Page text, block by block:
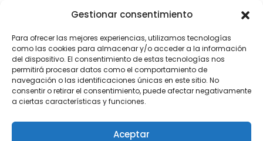
Gestionar consentimiento
Para ofrecer las mejores experiencias, utilizamos tecnologías
como las cookies para almacenar y/o acceder a la información
del dispositivo. El consentimiento de estas tecnologías nos
permitirá procesar datos como el comportamiento de
navegación o las identificaciones únicas en este sitio. No
consentir o retirar el consentimiento, puede afectar negativamente
a ciertas características y funciones.
Aceptar
Inmersiones lingüisticas del MEFPD
Aprender inglés
colegios Excursiones Escolares,
gmrcamps,inmersión en inglés,MEFPD, niños,Programas
de inmersión
0 Comments
LEER MÁS...